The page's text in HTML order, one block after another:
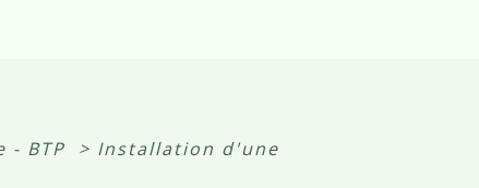
- BTP > Installation d'une